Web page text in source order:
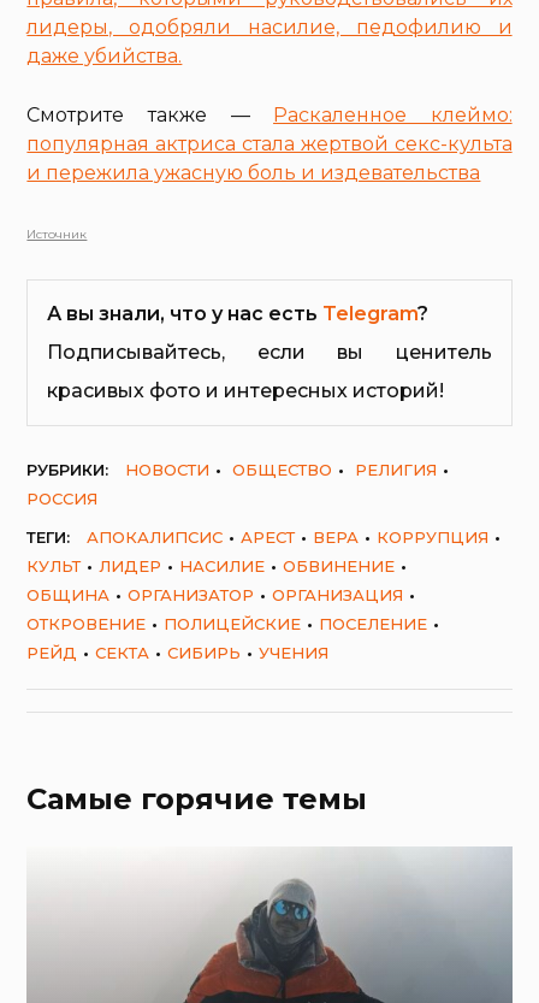
лидеры, одобряли насилие, педофилию и
даже убийства.
Смотрите также —
Раскаленное клеймо:
популярная актриса стала жертвой секс-культа
и пережила ужасную боль и издевательства
Источник
А вы знали, что у нас есть Telegram?
Подписывайтесь, если вы ценитель
красивых фото и интересных историй!
РУБРИКИ: НОВОСТИ ОБЩЕСТВО
РЕЛИГИЯ
РОССИЯ
ТЕГИ:
АПОКАЛИПСИС АРЕСТ ВЕРА
КОРРУПЦИЯ
КУЛЬТ
ЛИДЕР НАСИЛИЕ
ОБВИНЕНИЕ
ОБЩИНА
ОРГАНИЗАТОР
ОРГАНИЗАЦИЯ
ОТКРОВЕНИЕ
ПОЛИЦЕЙСКИЕ
ПОСЕЛЕНИЕ
РЕЙД
СЕКТА СИБИРЬ УЧЕНИЯ
Самые горячие темы